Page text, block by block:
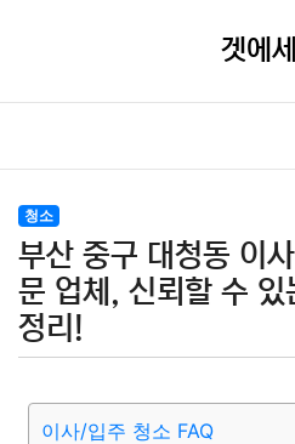
겟에
청소
부산 중구 대청동 이
문 업체, 신뢰할 수 있
정리!
이사/입주 청소 FAQ